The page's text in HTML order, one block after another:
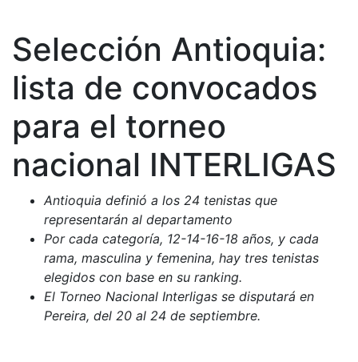
Selección Antioquia:
lista de convocados
para el torneo
nacional INTERLIGAS
Antioquia definió a los 24 tenistas que
representarán al departamento
Por cada categoría, 12-14-16-18 años, y cada
rama, masculina y femenina, hay tres tenistas
elegidos con base en su ranking.
El Torneo Nacional Interligas se disputará en
Pereira, del 20 al 24 de septiembre.